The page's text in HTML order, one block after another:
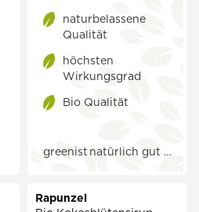
naturbelassene
Qualität
höchsten
Wirkungsgrad
Bio Qualität
greenist natürlich gut …
Rapunzel